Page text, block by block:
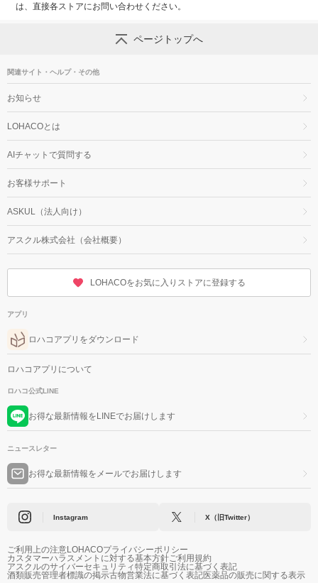
は、直接各ストアにお問い合わせください。
ページトップへ
関連サイト・ヘルプ・その他
お知らせ
LOHACOとは
AIチャットで質問する
お客様サポート
ASKUL（法人向け）
アスクル株式会社（会社概要）
LOHACOをお気に入りストアに登録する
アプリ
ロハコアプリをダウンロード
ロハコアプリについて
ロハコ公式LINE
お得な最新情報をLINEでお届けします
ニュースレター
お得な最新情報をメールでお届けします
Instagram X（旧Twitter）
ご利用上の注意LOHACOプライバシーポリシー
カスタマーハラスメントに対する基本方針ご利用規約
アスクルのサイバーセキュリティ特定商取引法に基づく表記
酒類販売管理者標識の掲示古物営業法に基づく表記医薬品の販売に関する表示